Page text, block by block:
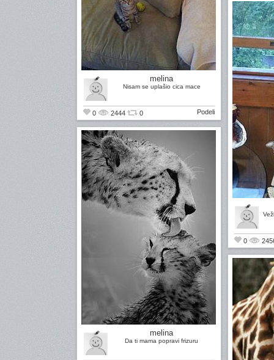
melina
Nisam se uplašio cica mace
0 2444 0 Podeli
0
melina
Da ti mama popravi frizuru